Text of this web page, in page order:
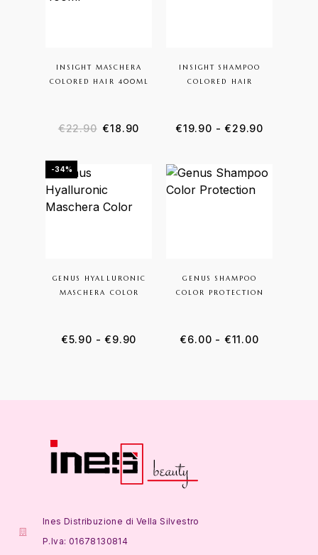
INSIGHT MASCHERA
COLORED HAIR 400ML
€22.90 €18.90
INSIGHT SHAMPOO
COLORED HAIR
€19.90 - €29.90
-34%
GENUS HYALLURONIC
MASCHERA COLOR
€5.90 - €9.90
GENUS SHAMPOO
COLOR PROTECTION
€6.00 - €11.00
Ines Distribuzione di Vella Silvestro
P.Iva: 01678130814